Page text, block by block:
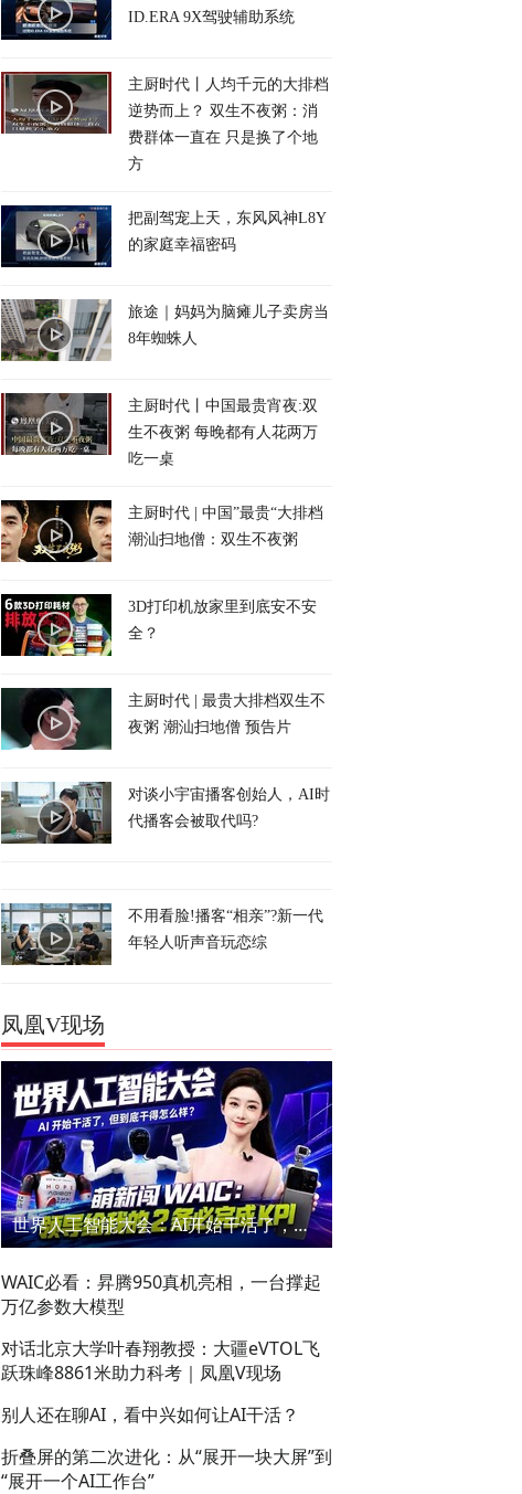
ID.ERA 9X驾驶辅助系统
主厨时代丨人均千元的大排档
逆势而上？ 双生不夜粥：消
费群体一直在 只是换了个地
方
把副驾宠上天，东风风神L8Y
的家庭幸福密码
旅途｜妈妈为脑瘫儿子卖房当
8年蜘蛛人
主厨时代丨中国最贵宵夜:双
生不夜粥 每晚都有人花两万
吃一桌
主厨时代 | 中国”最贵“大排档
潮汕扫地僧：双生不夜粥
3D打印机放家里到底安不安
全？
主厨时代 | 最贵大排档双生不
夜粥 潮汕扫地僧 预告片
对谈小宇宙播客创始人，AI时
代播客会被取代吗?
不用看脸!播客“相亲”?新一代
年轻人听声音玩恋综
凤凰V现场
世界人工智能大会：AI开始干活了，但到底干的怎么样？萌新闯WAIC
WAIC必看：昇腾950真机亮相，一台撑起
万亿参数大模型
对话北京大学叶春翔教授：大疆eVTOL飞
跃珠峰8861米助力科考｜凤凰V现场
别人还在聊AI，看中兴如何让AI干活？
折叠屏的第二次进化：从“展开一块大屏”到
“展开一个AI工作台”